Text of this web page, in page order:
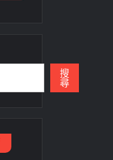
搜
尋